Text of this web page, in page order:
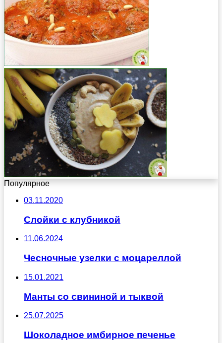
Популярное
03.11.2020
Слойки с клубникой
11.06.2024
Чесночные узелки с моцареллой
15.01.2021
Манты со свининой и тыквой
25.07.2025
Шоколадное имбирное печенье